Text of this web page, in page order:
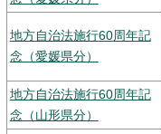
地方自治法施行60周年記
念（愛媛県分）
地方自治法施行60周年記
念（山形県分）